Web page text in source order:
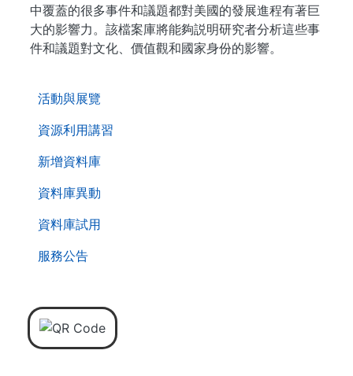
活動與展覽
資源利用講習
新增資料庫
資料庫異動
資料庫試用
服務公告
中覆蓋的很多事件和議題都對美國的發展進程有著巨
大的影響力。該檔案庫將能夠説明研究者分析這些事
件和議題對文化、價值觀和國家身份的影響。